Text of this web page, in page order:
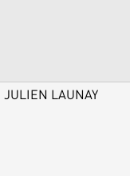
JULIEN LAUNAY